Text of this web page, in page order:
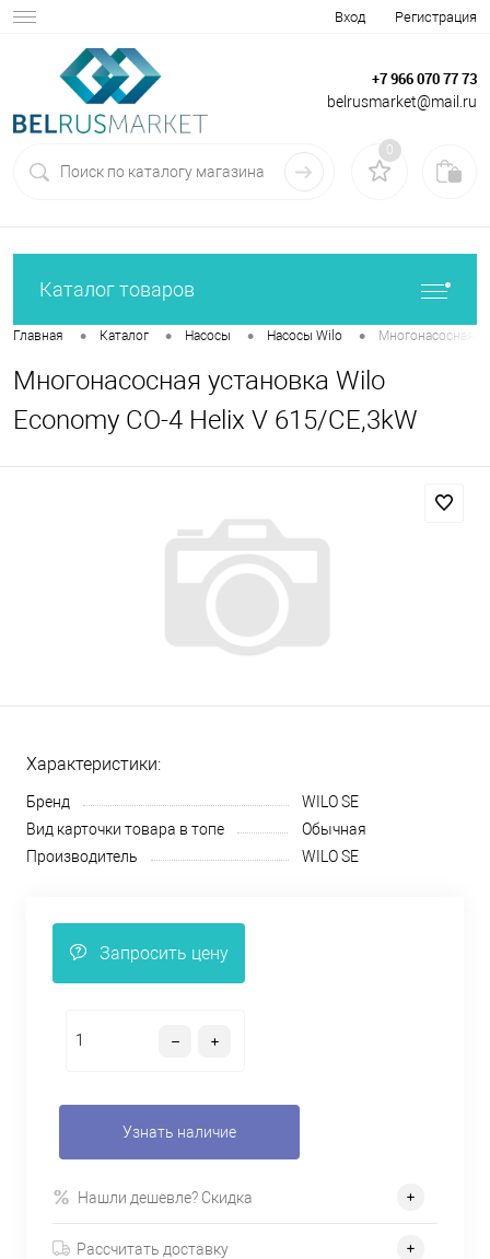
Вход Регистрация
+7 966 070 77 73
belrusmarket@mail.ru
0
Каталог товаров
Главная • Каталог • Насосы • Насосы Wilo • Многонасосная
Многонасосная установка Wilo
Economy CO-4 Helix V 615/CE,3kW
Характеристики:
Бренд
WILO SE
Вид карточки товара в топе
Обычная
Производитель
WILO SE
Запросить цену
Узнать наличие
Нашли дешевле? Скидка
Рассчитать доставку